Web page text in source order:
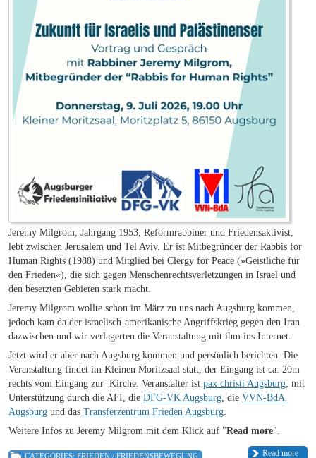
Jeremy Milgrom, Jahrgang 1953, Reformrabbiner und Friedensaktivist,
lebt zwischen Jerusalem und Tel Aviv. Er ist Mitbegründer der Rabbis for
Human Rights (1988) und Mitglied bei Clergy for Peace (»Geistliche für
den Frieden«), die sich gegen Menschenrechtsverletzungen in Israel und
den besetzten Gebieten stark macht.
Jeremy Milgrom wollte schon im März zu uns nach Augsburg kommen,
jedoch kam da der israelisch-amerikanische Angriffskrieg gegen den Iran
dazwischen und wir verlagerten die Veranstaltung mit ihm ins Internet.
Jetzt wird er aber nach Augsburg kommen und persönlich berichten. Die
Veranstaltung findet im Kleinen Moritzsaal statt, der Eingang ist ca. 20m
rechts vom Eingang zur Kirche. Veranstalter ist pax christi Augsburg, mit
Unterstützung durch die AFI, die DFG-VK Augsburg, die VVN-BdA
Augsburg und das Transferzentrum Frieden Augsburg.
Weitere Infos zu Jeremy Milgrom mit dem Klick auf "Read more".
Read more
CATEGORIES: FRIEDEN / FRIEDENSBEWEGUNG